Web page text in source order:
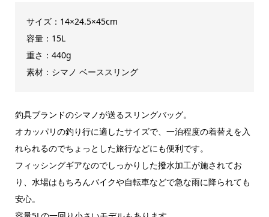
サイズ：14×24.5×45cm
容量：15L
重さ：440g
素材：シマノ ベーススリング
釣具ブランドのシマノが送るスリングバッグ。
オカッパリの釣り行に適したサイズで、一泊程度の着替えを入
れられるのでちょっとした旅行などにも便利です。
フィッシングギアなのでしっかりした撥水加工が施されてお
り、水場はもちろんバイクや自転車などで急な雨に降られても
安心。